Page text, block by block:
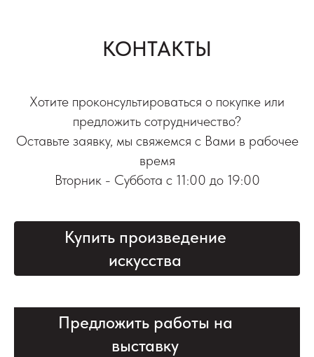
КОНТАКТЫ
Хотите проконсультироваться о покупке или
предложить сотрудничество?
Оставьте заявку, мы свяжемся с Вами в рабочее
время
Вторник - Суббота с 11:00 до 19:00
Купить произведение
искусства
Предложить работы на
выставку